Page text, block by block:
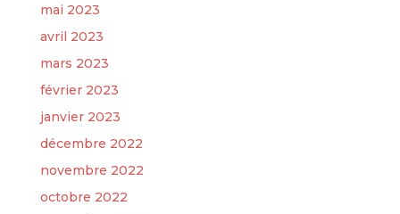
mai 2023
avril 2023
mars 2023
février 2023
janvier 2023
décembre 2022
novembre 2022
octobre 2022